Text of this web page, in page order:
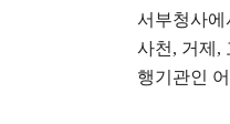
서부청사
사천 , 거제 ,
행기관인